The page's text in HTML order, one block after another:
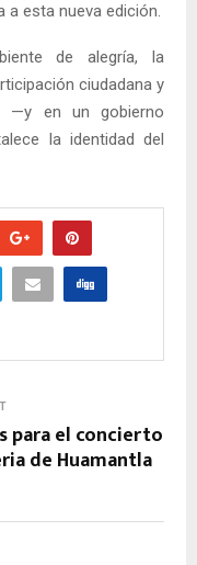
a esta nueva edición.
de alegría, la
ciudadana y
—y en un gobierno
la identidad del
para el concierto
de Huamantla